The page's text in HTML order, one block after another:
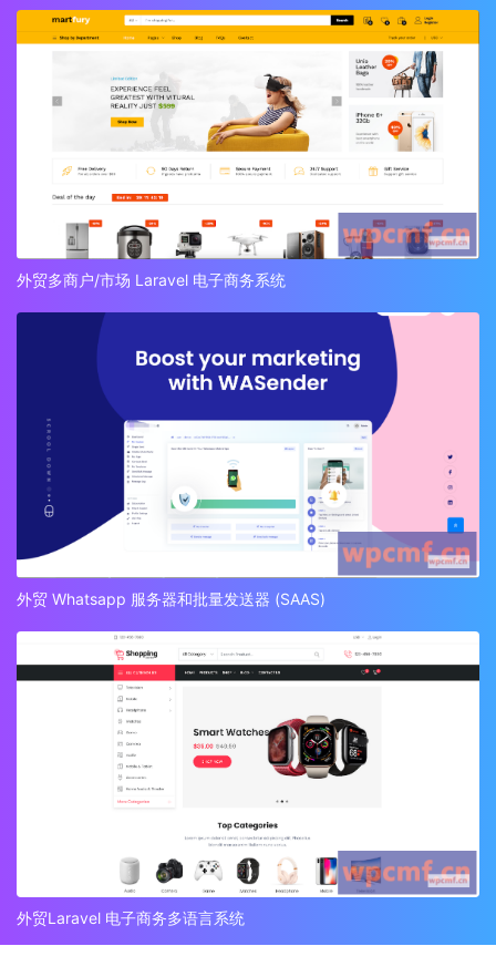
外贸多商户/市场 Laravel 电子商务系统
外贸 Whatsapp 服务器和批量发送器 (SAAS)
外贸Laravel 电子商务多语言系统